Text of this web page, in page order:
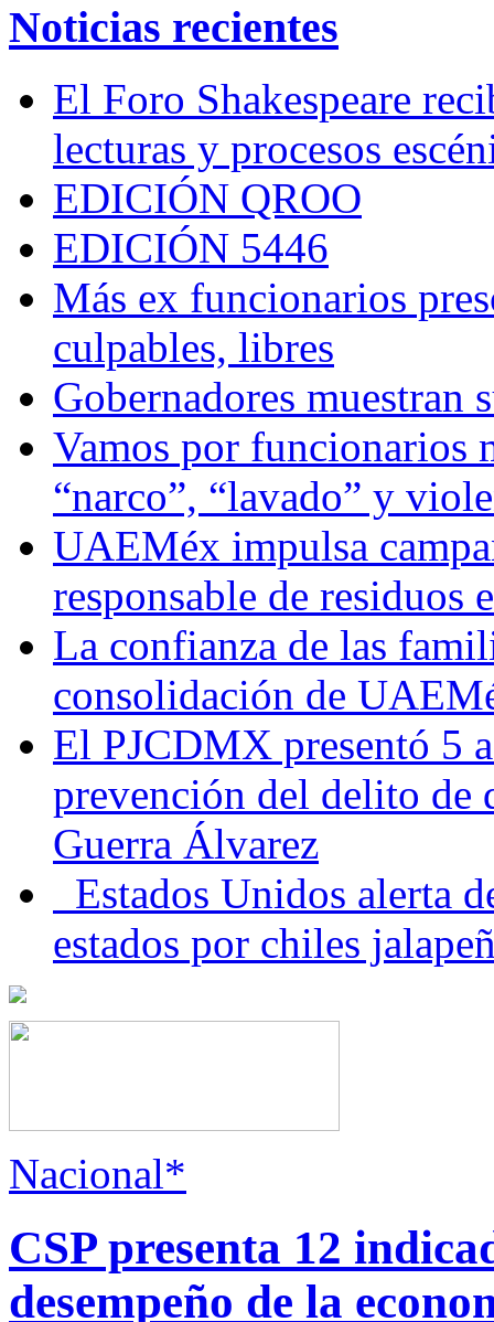
Noticias recientes
El Foro Shakespeare
lecturas y procesos
EDICIÓN QROO
EDICIÓN 5446
Más ex funcionarios
culpables, libres
Gobernadores muestran
Vamos por funcionarios
“narco”, “lavado” y
UAEMéx impulsa
responsable de residuos
La confianza de las
consolidación de
El PJCDMX presentó 5
prevención del delito de
Guerra Álvarez
Estados Unidos alerta
estados por chiles
Nacional*
CSP presenta 12
desempeño de la